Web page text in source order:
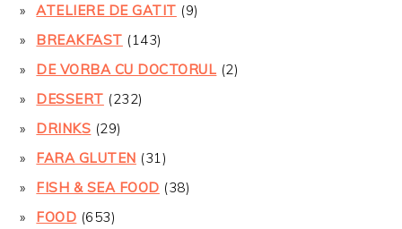
ATELIERE DE GATIT (9)
BREAKFAST (143)
DE VORBA CU DOCTORUL (2)
DESSERT (232)
DRINKS (29)
FARA GLUTEN (31)
FISH & SEA FOOD (38)
FOOD (653)